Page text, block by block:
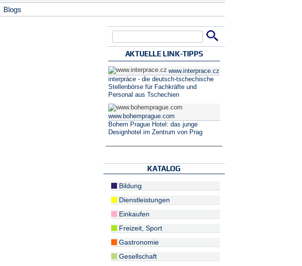
Blogs
AKTUELLE LINK-TIPPS
www.interprace.cz
interpráce - die deutsch-tschechische
Stellenbörse für Fachkräfte und
Personal aus Tschechien
www.bohemprague.com
Bohem Prague Hotel: das junge
Designhotel im Zentrum von Prag
KATALOG
Bildung
Dienstleistungen
Einkaufen
Freizeit, Sport
Gastronomie
Gesellschaft